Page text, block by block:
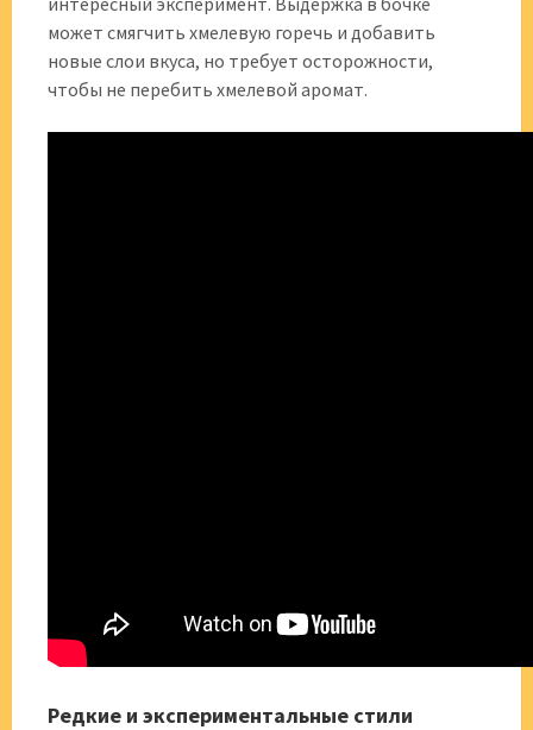
может смягчить хмелевую горечь и добавить
новые слои вкуса, но требует осторожности,
чтобы не перебить хмелевой аромат.
Редкие и экспериментальные стили